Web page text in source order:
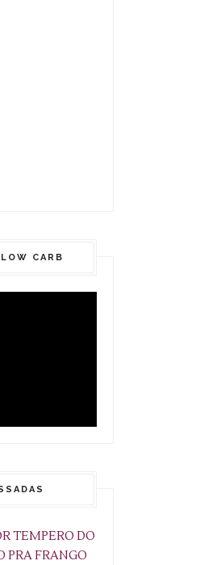
CARB
TEMPERO DO
PRA FRANGO